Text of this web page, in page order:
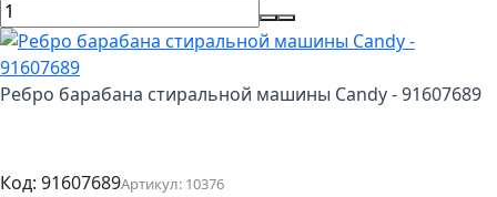
Ребро барабана стиральной машины Candy - 91607689
Код: 91607689Артикул: 10376